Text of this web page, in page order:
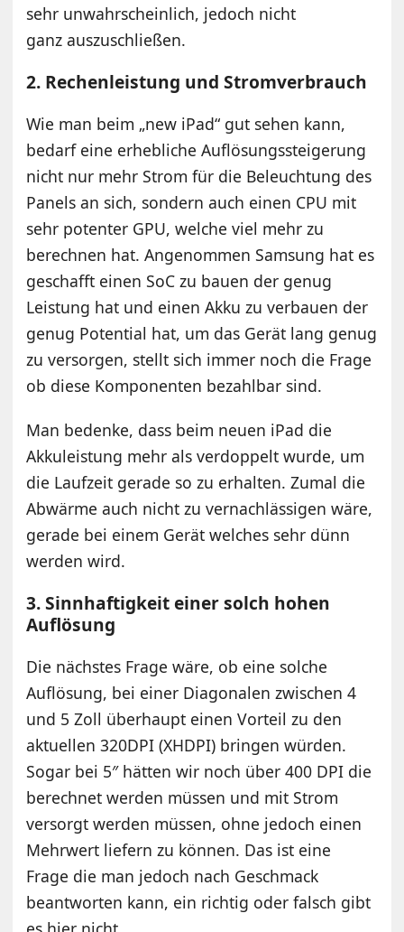
sehr unwahrscheinlich, jedoch nicht
ganz auszuschließen.
2. Rechenleistung und Stromverbrauch
Wie man beim „new iPad“ gut sehen kann,
bedarf eine erhebliche Auflösungssteigerung
nicht nur mehr Strom für die Beleuchtung des
Panels an sich, sondern auch einen CPU mit
sehr potenter GPU, welche viel mehr zu
berechnen hat. Angenommen Samsung hat es
geschafft einen SoC zu bauen der genug
Leistung hat und einen Akku zu verbauen der
genug Potential hat, um das Gerät lang genug
zu versorgen, stellt sich immer noch die Frage
ob diese Komponenten bezahlbar sind.
Man bedenke, dass beim neuen iPad die
Akkuleistung mehr als verdoppelt wurde, um
die Laufzeit gerade so zu erhalten. Zumal die
Abwärme auch nicht zu vernachlässigen wäre,
gerade bei einem Gerät welches sehr dünn
werden wird.
3. Sinnhaftigkeit einer solch hohen
Auflösung
Die nächstes Frage wäre, ob eine solche
Auflösung, bei einer Diagonalen zwischen 4
und 5 Zoll überhaupt einen Vorteil zu den
aktuellen 320DPI (XHDPI) bringen würden.
Sogar bei 5″ hätten wir noch über 400 DPI die
berechnet werden müssen und mit Strom
versorgt werden müssen, ohne jedoch einen
Mehrwert liefern zu können. Das ist eine
Frage die man jedoch nach Geschmack
beantworten kann, ein richtig oder falsch gibt